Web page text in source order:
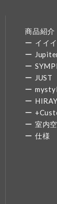
商品紹介
イイ
JUST
室内
仕様